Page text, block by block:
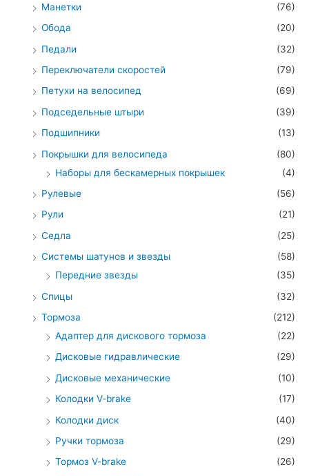
Манетки
(76)
Обода
(20)
Педали
(32)
Переключатели скоростей
(79)
Петухи на велосипед
(69)
Подседельные штыри
(39)
Подшипники
(13)
Покрышки для велосипеда
(80)
Наборы для бескамерных покрышек
(4)
Рулевые
(56)
Рули
(21)
Седла
(25)
Системы шатунов и звезды
(58)
Передние звезды
(35)
Спицы
(32)
Тормоза
(212)
Адаптер для дискового тормоза
(22)
Дисковые гидравлические
(29)
Дисковые механические
(10)
Колодки V-brake
(17)
Колодки диск
(40)
Ручки тормоза
(29)
Тормоз V-brake
(26)